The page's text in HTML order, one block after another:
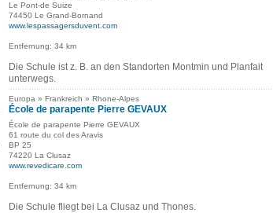
Le Pont-de Suize
74450 Le Grand-Bornand
www.lespassagersduvent.com
Entfernung: 34 km
Die Schule ist z. B. an den Standorten Montmin und Planfait
unterwegs.
Europa » Frankreich » Rhone-Alpes
École de parapente Pierre GEVAUX
École de parapente Pierre GEVAUX
61 route du col des Aravis
BP 25
74220 La Clusaz
www.revedicare.com
Entfernung: 34 km
Die Schule fliegt bei La Clusaz und Thones.